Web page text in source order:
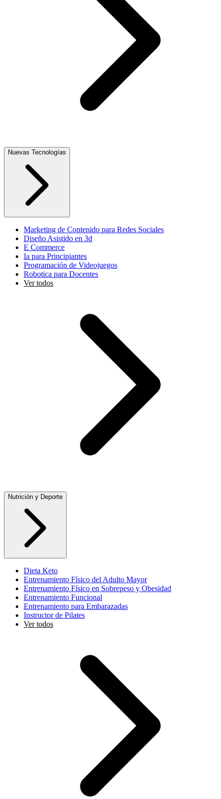
Nuevas Tecnologías
Marketing de Contenido para Redes Sociales
Diseño Asistido en 3d
E Commerce
Ia para Principiantes
Programación de Videojuegos
Robotica para Docentes
Ver todos
Nutrición y Deporte
Dieta Keto
Entrenamiento Físico del Adulto Mayor
Entrenamiento Físico en Sobrepeso y Obesidad
Entrenamiento Funcional
Entrenamiento para Embarazadas
Instructor de Pilates
Ver todos